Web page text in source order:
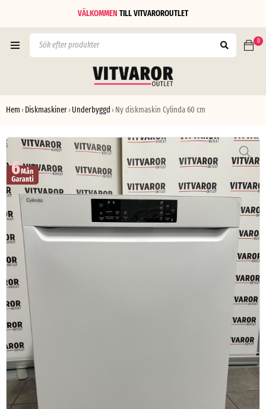
VÄLKOMMEN TILLVITVAROROUTLET
0
Hem › Diskmaskiner › Underbyggd › Ny diskmaskin Cylinda 60 cm